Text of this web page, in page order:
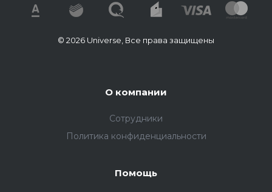
© 2026 Universe, Все права защищены
О компании
Сотрудники
Политика конфиденциальности
Помощь